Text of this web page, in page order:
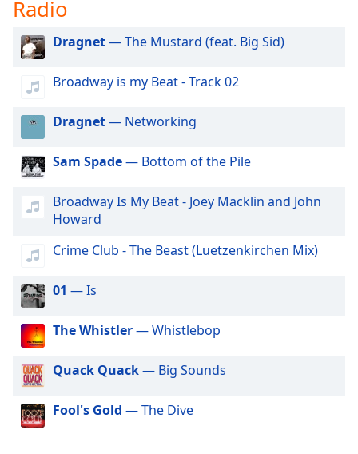
off,
Audio
Picture
Fullscreen
This
modal
Beginning
dialog
Escape
cancel
and
close
Radio
Dragnet— The Mustard (feat. Big Sid)
Broadway is my Beat - Track 02
Dragnet— Networking
Sam Spade— Bottom of the Pile
Broadway Is My Beat - Joey Macklin and John
Howard
Crime Club - The Beast (Luetzenkirchen Mix)
01 — Is
The Whistler— Whistlebop
Quack Quack— Big Sounds
Fool's Gold — The Dive